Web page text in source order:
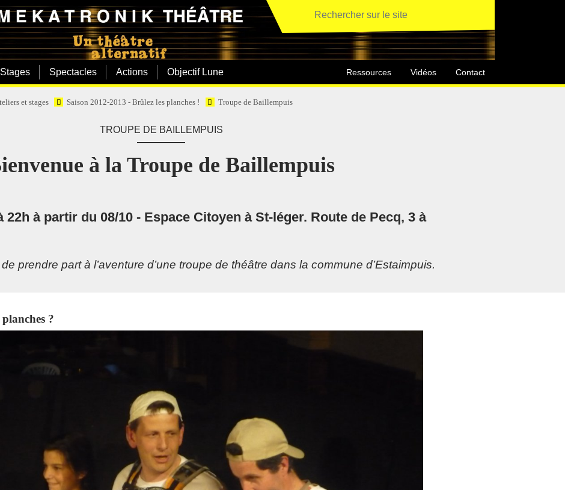
Spectacles Actions Objectif Lune Ressources Vidéos Contact
et stages Saison 2012-2013 - Brûlez les planches ! Troupe de Baillempuis
TROUPE DE BAILLEMPUIS
à la Troupe de Baillempuis
22h à partir du 08/10 - Espace Citoyen à St-léger. Route de Pecq, 3 à
prendre part à l’aventure d’une troupe de théâtre dans la commune d’Estaimpuis.
?